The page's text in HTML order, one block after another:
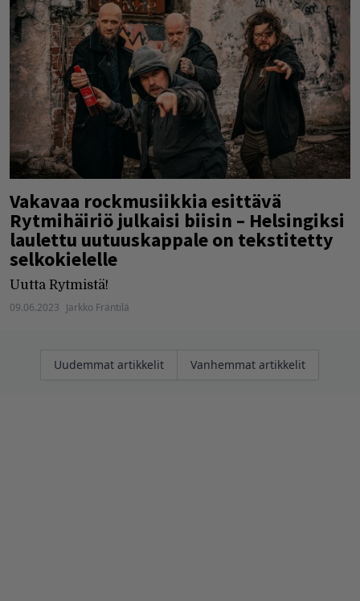
Vakavaa rockmusiikkia esittävä
Rytmihäiriö julkaisi biisin – Helsingiksi
laulettu uutuuskappale on tekstitetty
selkokielelle
Uutta Rytmistä!
09.06.2023 Jarkko Fräntilä
Artikkelien
Uudemmat artikkelit Vanhemmat artikkelit